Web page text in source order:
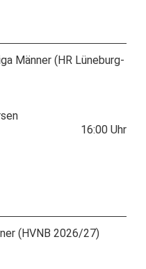
Männer (HR Lüneburg-
16:00 Uhr
(HVNB 2026/27)